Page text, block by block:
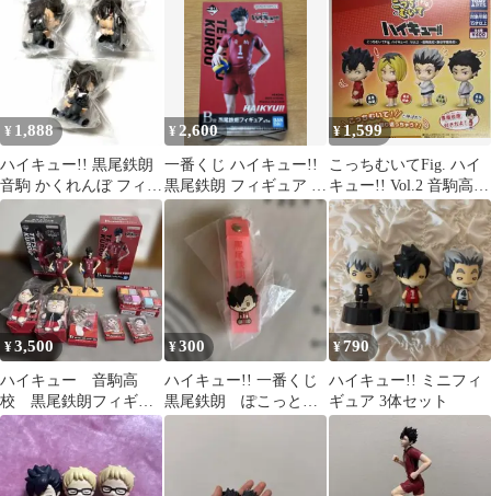
ギュア
¥ 1,888
ハイキュー!! 黒尾鉄朗
音駒 かくれんぼ フィギ
ュア ガチャ
¥ 2,600
一番くじ ハイキュー!!
黒尾鉄朗 フィギュア B
賞
¥1,599
こっちむいてFig. ハイ
キュー!! Vol.2 音駒高
校・梟谷学園高校 全4
種
¥3,500
ハイキュー 音駒高
校 黒尾鉄朗フィギュ
ア 孤爪研磨 一番く
じ フリューくじ
¥300
ハイキュー!! 一番くじ
黒尾鉄朗 ぽこっとち
ゃーむ
¥790
ハイキュー!! ミニフィ
ギュア 3体セット